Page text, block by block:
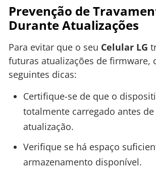
Prevenção de
Durante Atualizações
Para evitar que o seu Celular LG
futuras atualizações de firmware,
seguintes dicas:
Certifique-se de que o
totalmente carregado antes
atualização.
Verifique se há espaço
armazenamento disponível.